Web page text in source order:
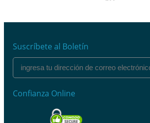
Suscríbete al Boletín
Confianza Online